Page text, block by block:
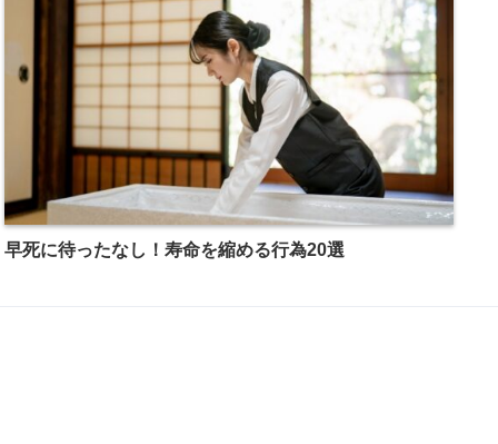
早死に待ったなし！寿命を縮める行為20選